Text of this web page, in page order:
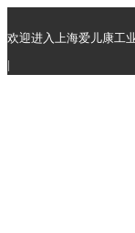
欢迎进入上海爱儿康工
|